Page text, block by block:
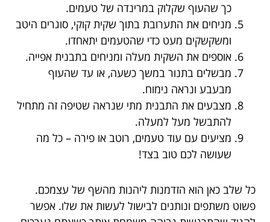
כך שהעוף שקלוק במרינדה של טעמים.
מניחים את התערובת בתוך שקית קוקי, סוגרים היטב
ומשקשקים מעט כדי שהטעמים יתאחדו.
אוספים את השקית מעלה ומניחים בתבנית אפייה.
מבשלים בתנור במשך כשעה, או עד שהעוף
מבעבע ונראה נימוח.
מצבעים את התבנית מתי שנראה שטיפה זה מתחיל
להתבשל מעל למעלה.
מציעים עם עוד טעמים, רוטב או פירה – כל מה
שעושה לכם טוב בצד!
כל שלב כאן הוא הזדמנות ליהנות מהשף של עצמכם.
פשוט משתפים ונותנים לבישול לעשות את שלו. אפשר